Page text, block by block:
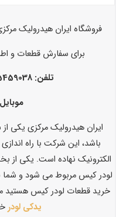
فروشگاه ایران هیدرولیک
برای سفارش قطعات و
تلفن: 55459038-021 | 55459022-021
موبایل:
ایران هیدرولیک مرکزی یکی
باشد، این شرکت با راه
الکترونیک نهاده است. یکی
لودر کیس مربوط می شود و شما
خرید قطعات لودر کیس هستید
یدکی لودر